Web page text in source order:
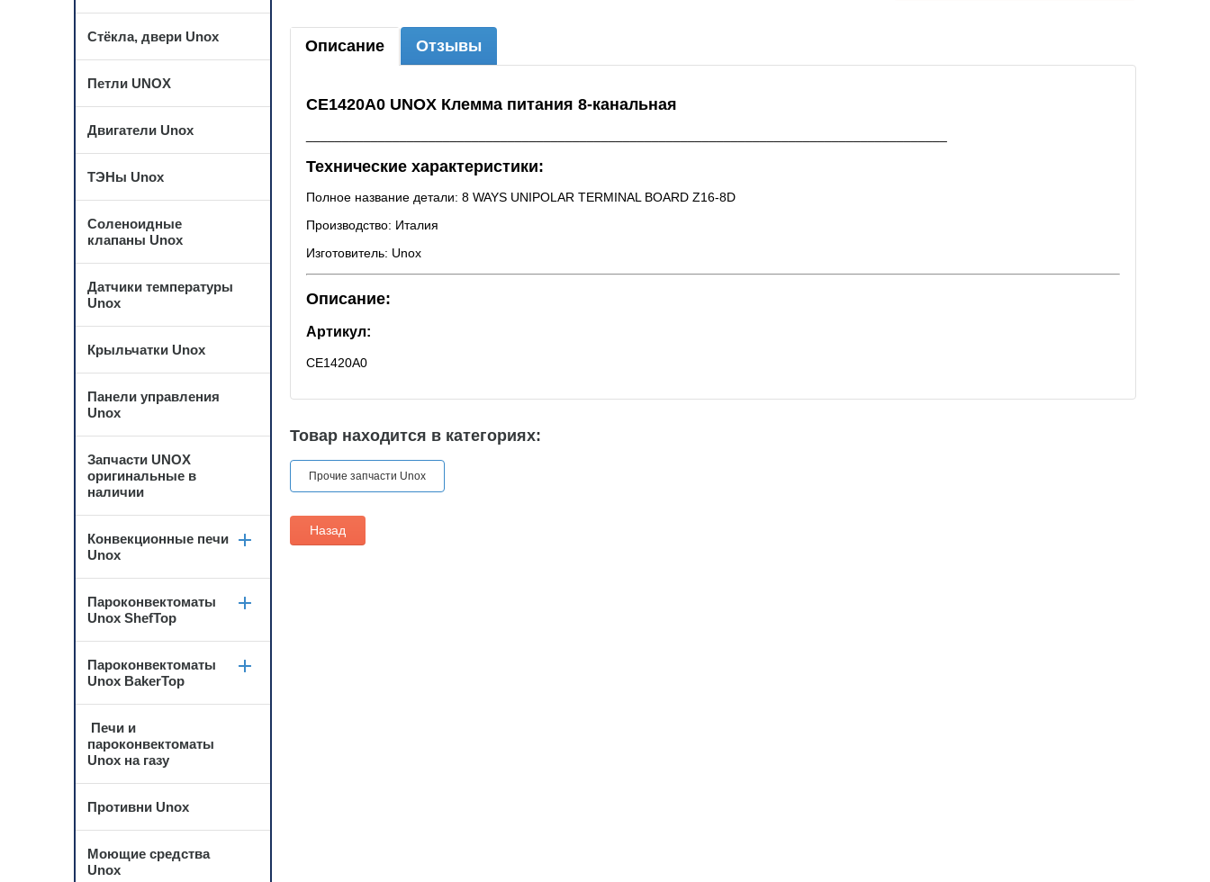
Описание Отзывы
CE1420A0 UNOX Клемма питания 8-канальная
Технические характеристики:
Полное название детали: 8 WAYS UNIPOLAR TERMINAL BOARD Z16-8D
Производство: Италия
Изготовитель: Unox
Описание:
Артикул:
CE1420A0
Товар находится в категориях:
Прочие запчасти Unox
Назад
Стёкла, двери Unox
Петли UNOX
Двигатели Unox
ТЭНы Unox
Соленоидные
клапаны Unox
Датчики температуры
Unox
Крыльчатки Unox
Панели управления
Unox
Запчасти UNOX
оригинальные в
наличии
Конвекционные печи
Unox
Пароконвектоматы
Unox ShefTop
Пароконвектоматы
Unox BakerTop
Печи и
пароконвектоматы
Unox на газу
Противни Unox
Моющие средства
Unox